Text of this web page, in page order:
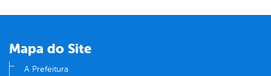
Mapa do Site
A Prefeitura